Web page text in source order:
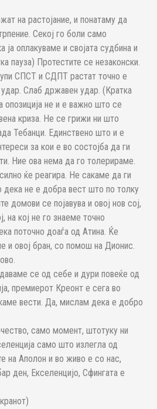
на растојание, и понатаму да
Секој го боли само
ја оплакуваме и својата судбина и
пауза) Протестите се незаконски.
СПСТ и СДПТ растат точно е
Слаб државен удар. (Кратка
опозиција не и е важно што се
криза. Не се грижи ни што
Тебанци. Единствено што и е
за кои е во состојба да ги
Ние ова нема да го толерираме.
ќе реагира. Не сакаме да ги
дека не е добра вест што по толку
домови се појавува и овој нов сој,
на кој не го знаеме точно
поточно доаѓа од Атина. Ќе
и овој бран, со помош на Дионис.
се од себе и дури повеќе од
премиерот Креонт е сега во
вести. Да, мислам дека е добро
само момент, штотуку ни
само што излегла од
на Аполон и во живо е со нас,
ден, Екселенцијо, Сфингата е